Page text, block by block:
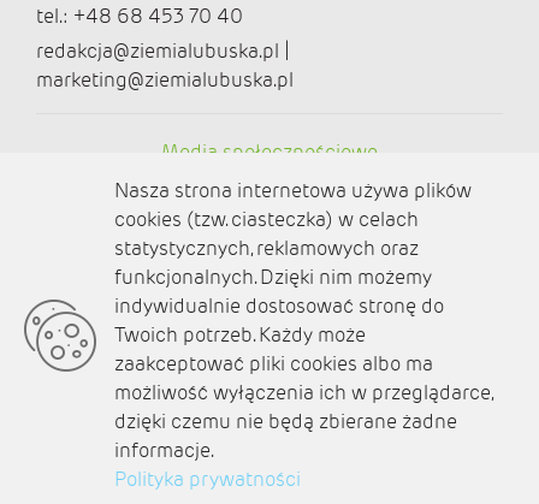
tel.: +48 68 453 70 40
redakcja@ziemialubuska.pl |
marketing@ziemialubuska.pl
Media społecznościowe
O nas
Kontakt
Polityka prywatności
Aktualności
Zaplanuj podróż
Nasza strona internetowa używa plików
cookies (tzw. ciasteczka) w celach
statystycznych, reklamowych oraz
funkcjonalnych. Dzięki nim możemy
indywidualnie dostosować stronę do
Twoich potrzeb. Każdy może
zaakceptować pliki cookies albo ma
możliwość wyłączenia ich w przeglądarce,
dzięki czemu nie będą zbierane żadne
informacje.
Polityka prywatności